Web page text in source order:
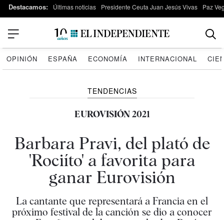
Destacamos: Últimas noticias Presidente Ceuta Juan Jesús Vivas Paz
OPINIÓN ESPAÑA ECONOMÍA INTERNACIONAL
TENDENCIAS
EUROVISIÓN 2021
Barbara Pravi, del plató de
'Rociíto' a favorita para
ganar Eurovisión
La cantante que representará a Francia en el
próximo festival de la canción se dio a conocer